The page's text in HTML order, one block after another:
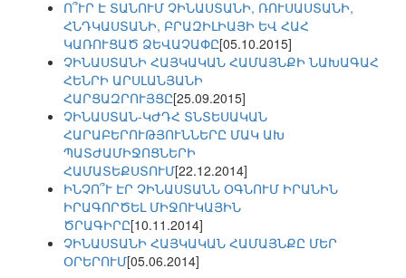
Ո՞ՒՐ Է ՏԱՆՈՒՄ ՉԻՆԱՍՏԱՆԻ, ՌՈՒՍԱՍՏԱՆԻ,
ՀՆԴԿԱՍՏԱՆԻ, ԲՐԱԶԻԼԻԱՅԻ ԵՎ ՀԱՀ
ԿԱՌՈՒՑԱԾ ՁԵՎԱՉԱՓԸ[05.10.2015]
ՉԻՆԱՍՏԱՆԻ ՀԱՅԿԱԿԱՆ ՀԱՄԱՅՆՔԻ ՆԱԽԱԳԱՀ
ՀԵՆՐԻ ԱՐՍԼԱՆՅԱՆԻ
ՀԱՐՑԱԶՐՈՒՅՑԸ[25.09.2015]
ՉԻՆԱՍՏԱՆ-ԿԺԴՀ ՏՆՏԵՍԱԿԱՆ
ՀԱՐԱԲԵՐՈՒԹՅՈՒՆՆԵՐԸ ՄԱԿ ԱԽ
ՊԱՏԺԱՄԻՋՈՑՆԵՐԻ
ՀԱՄԱՏԵՔՍՏՈՒՄ[22.12.2014]
ԻՆՉՈ՞Ւ ԷՐ ՉԻՆԱՍՏԱՆՆ ՕԳՆՈՒՄ ԻՐԱՆԻՆ
ԻՐԱԳՈՐԾԵԼ ՄԻՋՈՒԿԱՅԻՆ
ԾՐԱԳԻՐԸ[10.11.2014]
ՉԻՆԱՍՏԱՆԻ ՀԱՅԿԱԿԱՆ ՀԱՄԱՅՆՔԸ ՄԵՐ
ՕՐԵՐՈՒՄ[05.06.2014]